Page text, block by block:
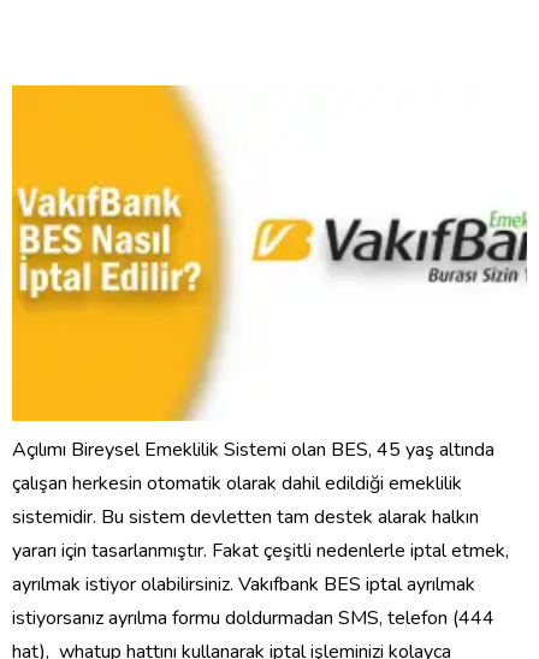
Açılımı Bireysel Emeklilik Sistemi olan BES, 45 yaş altında
çalışan herkesin otomatik olarak dahil edildiği emeklilik
sistemidir. Bu sistem devletten tam destek alarak halkın
yararı için tasarlanmıştır. Fakat çeşitli nedenlerle iptal etmek,
ayrılmak istiyor olabilirsiniz. Vakıfbank BES iptal ayrılmak
istiyorsanız ayrılma formu doldurmadan SMS, telefon (444
hat), whatup hattını kullanarak iptal işleminizi kolayca